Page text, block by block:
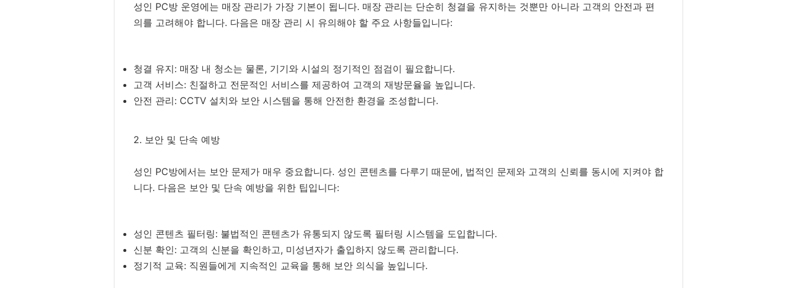
성인 PC방 운영에는 매장 관리가 가장 기본이 됩니다. 매장 관리는 단순히 청결을 유지하는 것뿐만 아니라 고객의 안전과 편
의를 고려해야 합니다. 다음은 매장 관리 시 유의해야 할 주요 사항들입니다:
청결 유지: 매장 내 청소는 물론, 기기와 시설의 정기적인 점검이 필요합니다.
고객 서비스: 친절하고 전문적인 서비스를 제공하여 고객의 재방문율을 높입니다.
안전 관리: CCTV 설치와 보안 시스템을 통해 안전한 환경을 조성합니다.
2. 보안 및 단속 예방
성인 PC방에서는 보안 문제가 매우 중요합니다. 성인 콘텐츠를 다루기 때문에, 법적인 문제와 고객의 신뢰를 동시에 지켜야 합
니다. 다음은 보안 및 단속 예방을 위한 팁입니다:
성인 콘텐츠 필터링: 불법적인 콘텐츠가 유통되지 않도록 필터링 시스템을 도입합니다.
신분 확인: 고객의 신분을 확인하고, 미성년자가 출입하지 않도록 관리합니다.
정기적 교육: 직원들에게 지속적인 교육을 통해 보안 의식을 높입니다.